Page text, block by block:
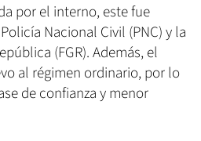
por el interno, este fue
Nacional Civil (PNC) y la
(FGR). Además, el
al régimen ordinario, por lo
de confianza y menor